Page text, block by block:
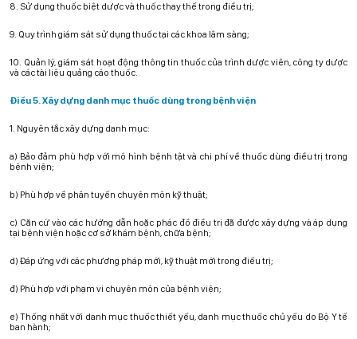
8. Sử dụng thuốc biệt dược và thuốc thay thế trong điều trị;
9. Quy trình giám sát sử dụng thuốc tại các khoa lâm sàng;
10. Quản lý, giám sát hoạt động thông tin thuốc của trình dược viên, công ty dược
và các tài liệu quảng cáo thuốc.
Điều 5. Xây dựng danh mục thuốc dùng trong bệnh viện
1. Nguyên tắc xây dựng danh mục:
a) Bảo đảm phù hợp với mô hình bệnh tật và chi phí về thuốc dùng điều trị trong
bệnh viện;
b) Phù hợp về phân tuyến chuyên môn kỹ thuật;
c) Căn cứ vào các hướng dẫn hoặc phác đồ điều trị đã được xây dựng và áp dụng
tại bệnh viện hoặc cơ sở khám bệnh, chữa bệnh;
d) Đáp ứng với các phương pháp mới, kỹ thuật mới trong điều trị;
đ) Phù hợp với phạm vi chuyên môn của bệnh viện;
e) Thống nhất với danh mục thuốc thiết yếu, danh mục thuốc chủ yếu do Bộ Y tế
ban hành;